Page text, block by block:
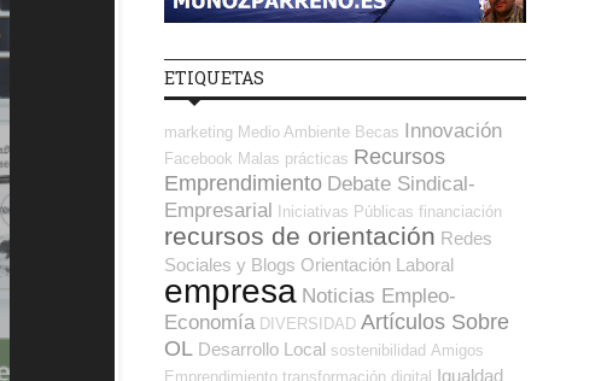
ETIQUETAS
marketing Medio Ambiente Becas Innovación
Facebook Malas prácticas Recursos
Emprendimiento Debate Sindical-
Empresarial
Iniciativas Públicas financiación
recursos de orientación Redes
Sociales y Blogs Orientación Laboral
empresa Noticias Empleo-
Economía DIVERSIDAD Artículos Sobre
OL Desarrollo Local sostenibilidad Amigos
Emprendimiento transformación digital Igualdad